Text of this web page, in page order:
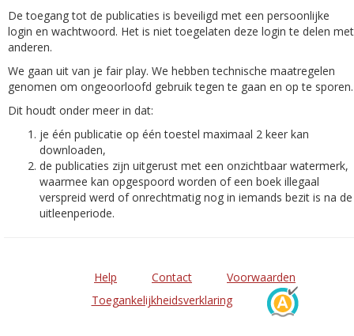
De toegang tot de publicaties is beveiligd met een persoonlijke
login en wachtwoord. Het is niet toegelaten deze login te delen met
anderen.
We gaan uit van je fair play. We hebben technische maatregelen
genomen om ongeoorloofd gebruik tegen te gaan en op te sporen.
Dit houdt onder meer in dat:
je één publicatie op één toestel maximaal 2 keer kan
downloaden,
de publicaties zijn uitgerust met een onzichtbaar watermerk,
waarmee kan opgespoord worden of een boek illegaal
verspreid werd of onrechtmatig nog in iemands bezit is na de
uitleenperiode.
Help Contact
Voorwaarden
Toegankelijkheidsverklaring